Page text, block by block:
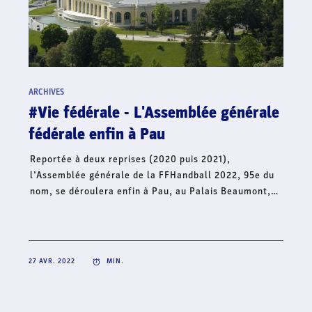
ARCHIVES
#Hand'Solidaire - La famille du
de fonds en soutien à l’Ukraine
Dans le contexte international actuel et face à la
situation humanitaire qui s’aggrave, le handball
français continue d’affirmer son soutien à l’Ukraine et
lance, ce jour, une collecte de fonds à travers sa
Fondation Hand’Solidaire. Cet élan de solidarité
22 AVR. 2022 MIN.